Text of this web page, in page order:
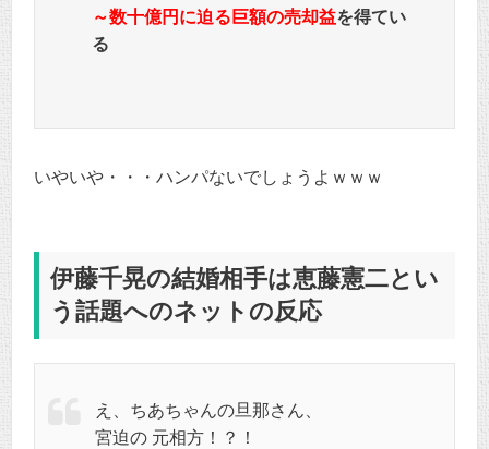
～数十億円に迫る巨額の売却益を得てい
る
いやいや・・・ハンパないでしょうよｗｗｗ
伊藤千晃の結婚相手は恵藤憲二とい
う話題へのネットの反応
え、ちあちゃんの旦那さん、
宮迫の 元相方！？！